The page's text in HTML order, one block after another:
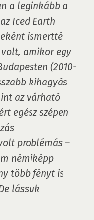
a leginkább a
Iced Earth
ismertté
volt, amikor egy
(2010-
kihagyás
az várható
egész szépen
problémás –
némiképp
több fényt is
lássuk